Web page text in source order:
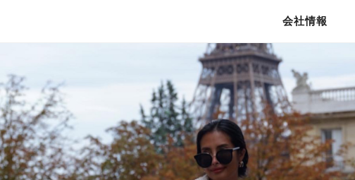
会社情報
私たちのこと